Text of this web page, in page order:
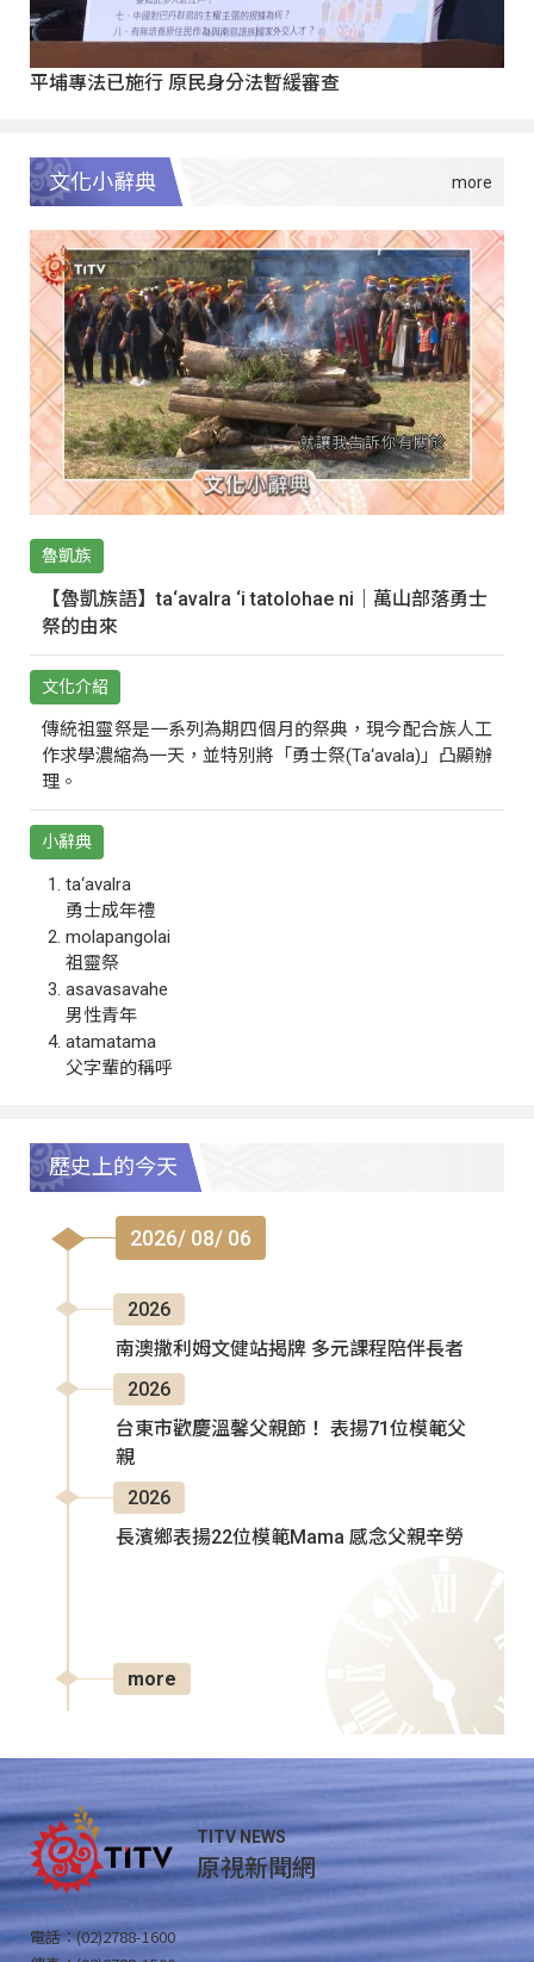
平埔專法已施行 原民身分法暫緩審查
文化小辭典
魯凱族
【魯凱族語】ta‘avalra ‘i tatolohae ni｜萬山部落勇士
祭的由來
文化介紹
傳統祖靈祭是一系列為期四個月的祭典，現今配合族人工
作求學濃縮為一天，並特別將「勇士祭(Ta‘avala)」凸顯辦
理。
小辭典
ta‘avalra
勇士成年禮
molapangolai
祖靈祭
asavasavahe
男性青年
atamatama
父字輩的稱呼
歷史上的今天
2026/ 08/ 06
2026
南澳撒利姆文健站揭牌 多元課程陪伴長者
2026
台東市歡慶溫馨父親節！ 表揚71位模範父
親
2026
長濱鄉表揚22位模範Mama 感念父親辛勞
more
TITV NEWS
原視新聞網
電話：(02)2788-1600